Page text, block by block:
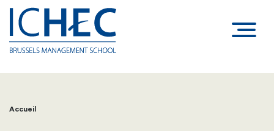
Fil
Accueil